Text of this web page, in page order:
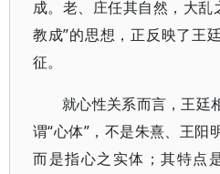
成。老、庄任其自然，大乱
教成”的思想，正反映了王
征。
就心性关系而言，王廷
谓“心体”，不是朱熹、王阳
而是指心之实体；其特点